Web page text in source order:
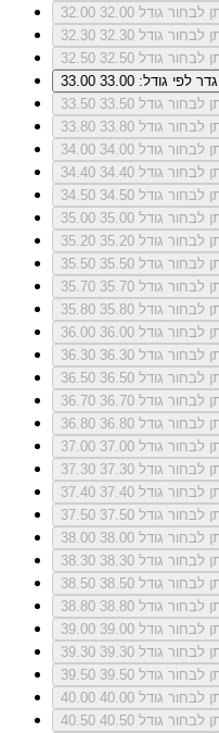
32.00
לבחור גודל 32.00
32.30
לבחור גודל 32.30
32.50
לבחור גודל 32.50
33.00
לפי גודל: 33.00
33.50
לבחור גודל 33.50
33.80
לבחור גודל 33.80
34.00
לבחור גודל 34.00
34.40
לבחור גודל 34.40
34.50
לבחור גודל 34.50
35.00
לבחור גודל 35.00
35.20
לבחור גודל 35.20
35.50
לבחור גודל 35.50
35.70
לבחור גודל 35.70
35.80
לבחור גודל 35.80
36.00
לבחור גודל 36.00
36.30
לבחור גודל 36.30
36.50
לבחור גודל 36.50
36.70
לבחור גודל 36.70
36.80
לבחור גודל 36.80
37.00
לבחור גודל 37.00
37.30
לבחור גודל 37.30
37.40
לבחור גודל 37.40
37.50
לבחור גודל 37.50
38.00
לבחור גודל 38.00
38.30
לבחור גודל 38.30
38.50
לבחור גודל 38.50
38.80
לבחור גודל 38.80
39.00
לבחור גודל 39.00
39.30
לבחור גודל 39.30
39.50
לבחור גודל 39.50
40.00
לבחור גודל 40.00
40.50
לבחור גודל 40.50